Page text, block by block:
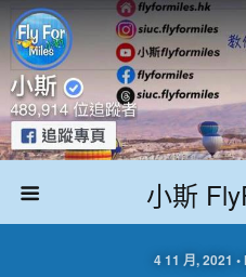
小斯
4 11 月, 2021